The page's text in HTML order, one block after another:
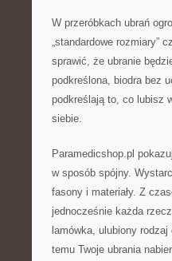
W przeróbkach ubrań
„standardowe rozmiary”
sprawić, że ubranie
podkreślona, biodra bez
podkreślają to, co lubisz
siebie.
Paramedicshop.pl
w sposób spójny.
fasony i materiały. Z
jednocześnie każda
lamówka, ulubiony
temu Twoje ubrania